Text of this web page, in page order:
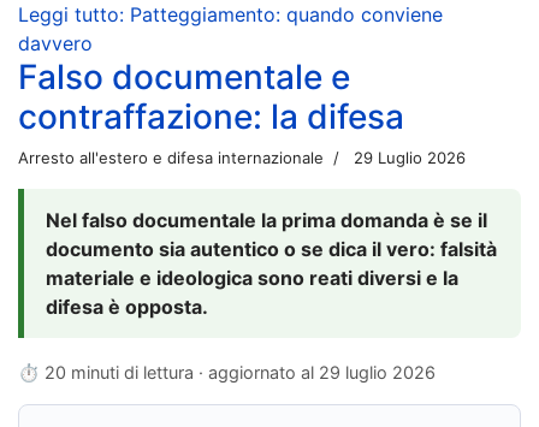
Leggi tutto: Patteggiamento: quando conviene
davvero
Falso documentale e
contraffazione: la difesa
Arresto all'estero e difesa internazionale 29 Luglio 2026
Nel falso documentale la prima domanda è se il
documento sia autentico o se dica il vero: falsità
materiale e ideologica sono reati diversi e la
difesa è opposta.
⏱ 20 minuti di lettura · aggiornato al 29 luglio 2026